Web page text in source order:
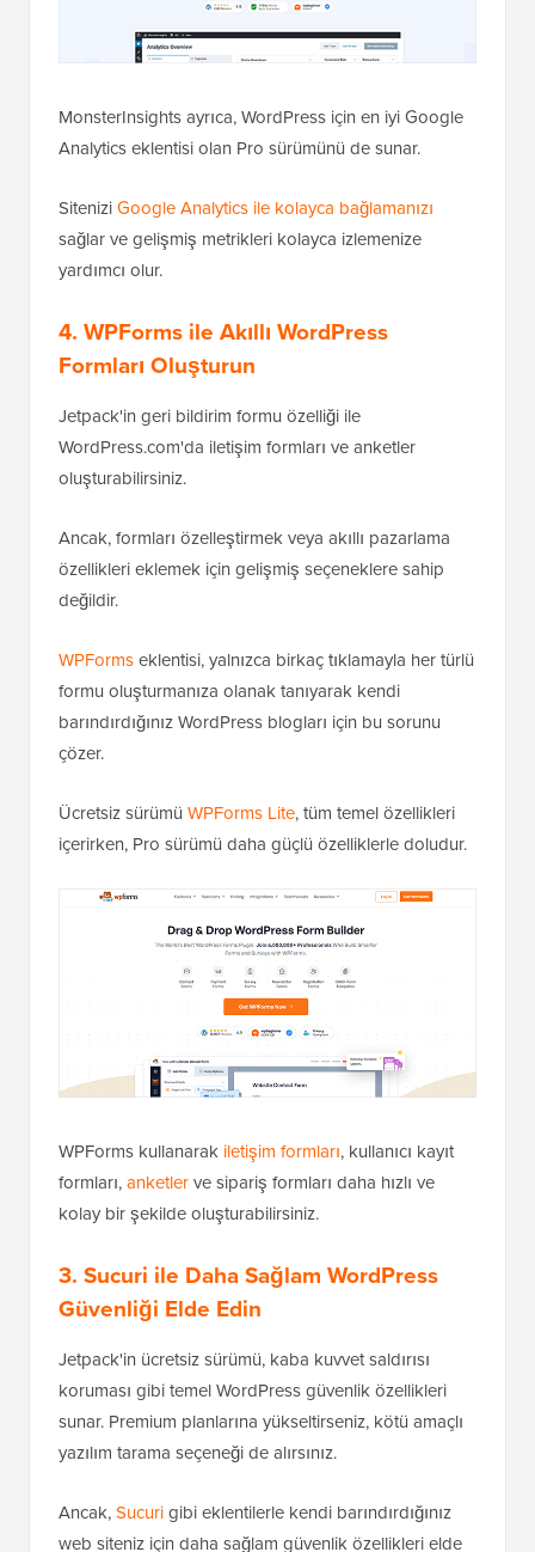
MonsterInsights ayrıca, WordPress için en iyi Google
Analytics eklentisi olan Pro sürümünü de sunar.
SiteniziGoogle Analytics ile kolayca bağlamanızı
sağlar ve gelişmiş metrikleri kolayca izlemenize
yardımcı olur.
4. WPForms ile Akıllı WordPress
Formları Oluşturun
Jetpack'in geri bildirim formu özelliği ile
WordPress.com'da iletişim formları ve anketler
oluşturabilirsiniz.
Ancak, formları özelleştirmek veya akıllı pazarlama
özellikleri eklemek için gelişmiş seçeneklere sahip
değildir.
WPFormseklentisi, yalnızca birkaç tıklamayla her türlü
formu oluşturmanıza olanak tanıyarak kendi
barındırdığınız WordPress blogları için bu sorunu
çözer.
Ücretsiz sürümü WPForms Lite, tüm temel özellikleri
içerirken, Pro sürümü daha güçlü özelliklerle doludur.
WPForms kullanarak iletişim formları, kullanıcı kayıt
formları,anketlerve sipariş formları daha hızlı ve
kolay bir şekilde oluşturabilirsiniz.
3. Sucuri ile Daha Sağlam WordPress
Güvenliği Elde Edin
Jetpack'in ücretsiz sürümü, kaba kuvvet saldırısı
koruması gibi temel WordPress güvenlik özellikleri
sunar. Premium planlarına yükseltirseniz, kötü amaçlı
yazılım tarama seçeneği de alırsınız.
Ancak,Sucurigibi eklentilerle kendi barındırdığınız
web siteniz için daha sağlam güvenlik özellikleri elde